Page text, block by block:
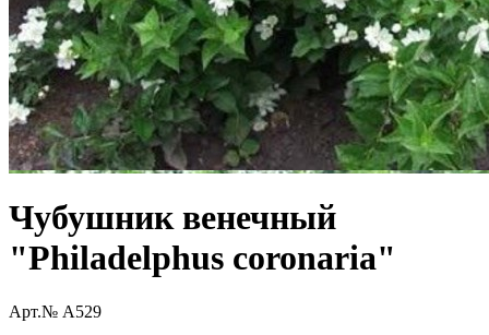
Чубушник венечный
"Philadelphus coronaria"
Арт.№ A529